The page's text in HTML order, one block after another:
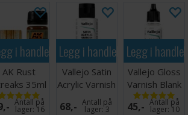
i handlekurven
AK Rust
35ml
Antall på
lager: 16
Legg i handlekurven
Vallejo Satin
Acrylic Varnish
60ml
68,- Antall på
lager:3
Legg i
Vallejo Gloss
Varnish Blank
Klarlakk 17m
45,- Antall på
lager: 10